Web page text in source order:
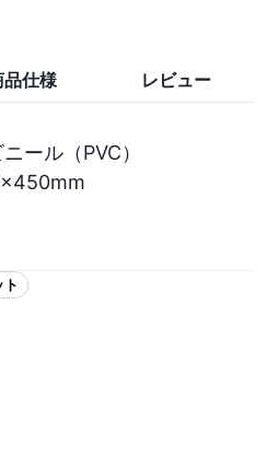
品仕様 レビュー
ール（PVC）